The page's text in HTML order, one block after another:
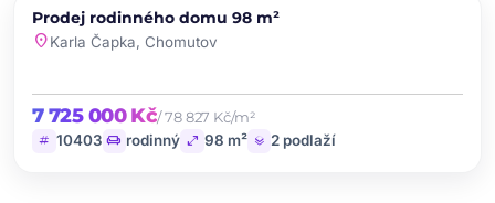
PRODEJ
Prodej rodinného domu 98 m²
location_onKarla Čapka, Chomutov
7 725 000 Kč/ 78 827 Kč/m²
tag 10403 chair rodinný open_in_full 98 m² layers 2 podlaží